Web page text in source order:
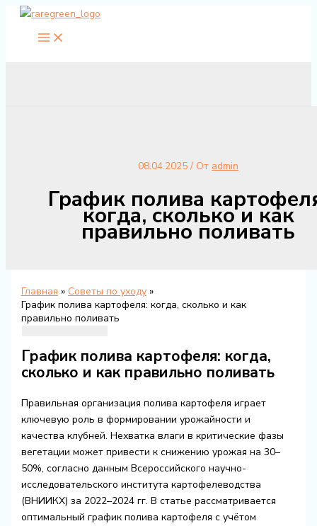
Перейти
содержимому
08.04.2025 / От admin
График полива
когда, сколько и как
правильно поливать
Главная
Советы по уходу
График полива картофеля: когда, сколько и как
правильно поливать
График полива картофеля: когда,
сколько и как правильно поливать
Правильная организация полива картофеля играет
ключевую роль в формировании урожайности и
качества клубней. Нехватка влаги в критические фазы
вегетации может привести к снижению урожая на 30–
50%, согласно данным Всероссийского научно-
исследовательского института картофелеводства
(ВНИИКХ) за 2022–2024 гг. В статье рассматривается
оптимальный график полива картофеля с учётом